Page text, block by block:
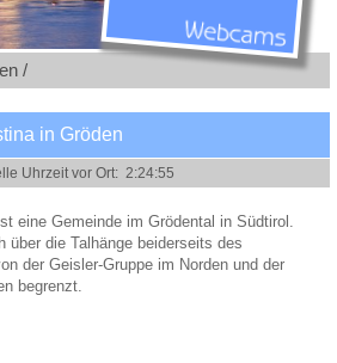
/
in Gröden
eine Gemeinde im Grödental in Südtirol.
die Talhänge beiderseits des
der Geisler-Gruppe im Norden und der
begrenzt.